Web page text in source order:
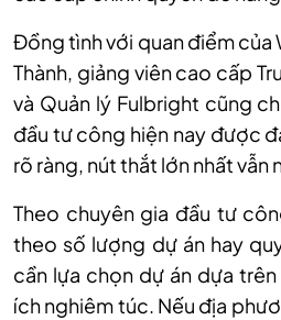
Đồng tình với quan điểm của
Thành, giảng viên cao cấp
và Quản lý Fulbright cũng
đầu tư công hiện nay được
rõ ràng, nút thắt lớn nhất vẫn
Theo chuyên gia đầu tư
theo số lượng dự án hay
cần lựa chọn dự án dựa
ích nghiêm túc. Nếu địa